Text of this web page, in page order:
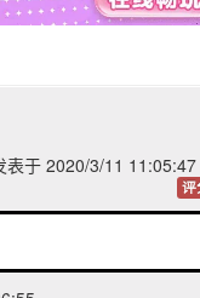
表于 2020/3/11
评